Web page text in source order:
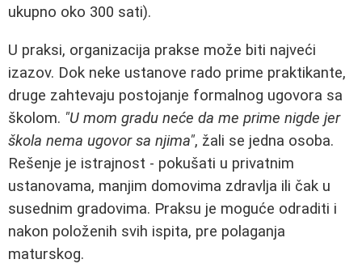
ukupno oko 300 sati).
U praksi, organizacija prakse može biti najveći
izazov. Dok neke ustanove rado prime praktikante,
druge zahtevaju postojanje formalnog ugovora sa
školom. "U mom gradu neće da me prime nigde jer
škola nema ugovor sa njima", žali se jedna osoba.
Rešenje je istrajnost - pokušati u privatnim
ustanovama, manjim domovima zdravlja ili čak u
susednim gradovima. Praksu je moguće odraditi i
nakon položenih svih ispita, pre polaganja
maturskog.